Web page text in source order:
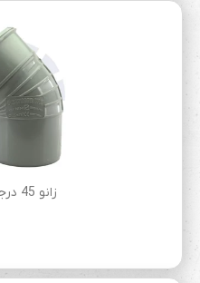
زانو 45 درجه سایز 125